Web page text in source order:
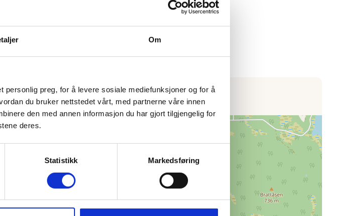
Om
preg, for å levere sosiale mediefunksjoner og for å
du bruker nettstedet vårt, med partnerne våre innen
den med annen informasjon du har gjort tilgjengelig for
deres.
Statistikk Markedsføring